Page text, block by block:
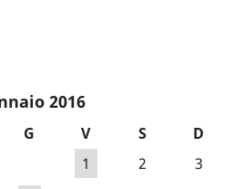
2016
G V S
D
1
2
3